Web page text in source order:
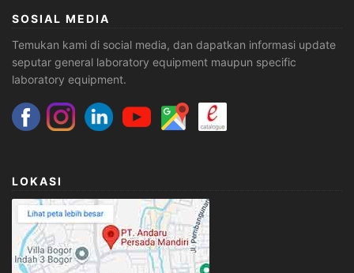
SOSIAL MEDIA
Temukan kami di social media, dan dapatkan informasi update
seputar general laboratory equipment maupun specific
laboratory equipment.
LOKASI